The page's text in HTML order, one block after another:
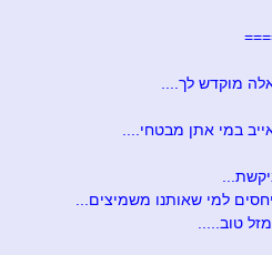
מוקדש לך....
במי אתן מבטחי....
למי שאותנו משמיצים...
טוב.....